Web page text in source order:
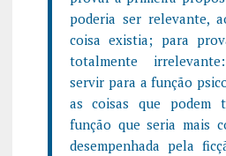
poderia ser relevante,
coisa existia; para
totalmente
servir para a função
as coisas que podem
função que seria mais
desempenhada pela